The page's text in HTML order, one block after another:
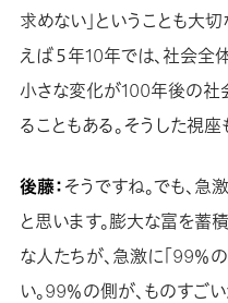
求めない」ということも大
えば５年10年では、社会全
小さな変化が100年後の社
ることもある。そうした視
後藤：そうですね。でも、
と思います。膨大な富を蓄積
な人たちが、急激に「99％
い。99％の側が、ものすご